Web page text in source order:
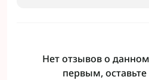
Нет отзывов о
первым,